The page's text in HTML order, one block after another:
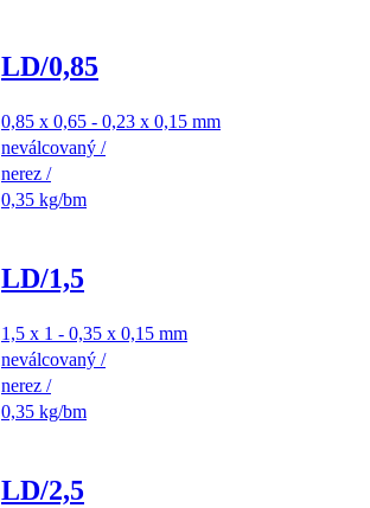
LD/0,85
0,85 x 0,65 - 0,23 x 0,15 mm
neválcovaný /
nerez /
0,35 kg/bm
LD/1,5
1,5 x 1 - 0,35 x 0,15 mm
neválcovaný /
nerez /
0,35 kg/bm
LD/2,5